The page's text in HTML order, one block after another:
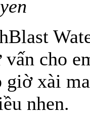
vấn cho
giờ xài
nhen.